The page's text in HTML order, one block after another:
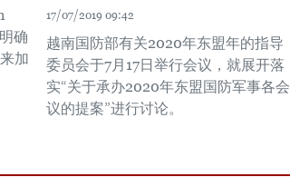
确
加
17/07/2019 09:42
越南国防部有关2020年东盟年的指导
委员会于7月17日举行会议，就展开落
实“关于承办2020年东盟国防军事各会
议的提案”进行讨论。